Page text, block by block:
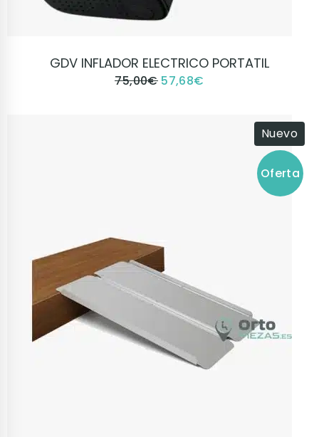
VER PRODUCTO
GDV INFLADOR ELECTRICO PORTATIL
75,00€ 57,68€
Oferta
Nuevo